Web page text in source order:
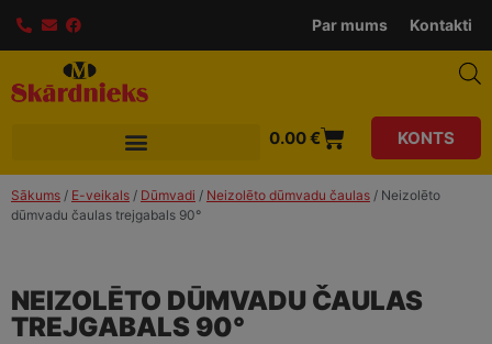
Par mums Kontakti
0.00€ KONTS
Sākums / E-veikals / Dūmvadi / Neizolēto dūmvadu čaulas / Neizolēto
dūmvadu čaulas trejgabals 90°
NEIZOLĒTO DŪMVADU ČAULAS
TREJGABALS 90°